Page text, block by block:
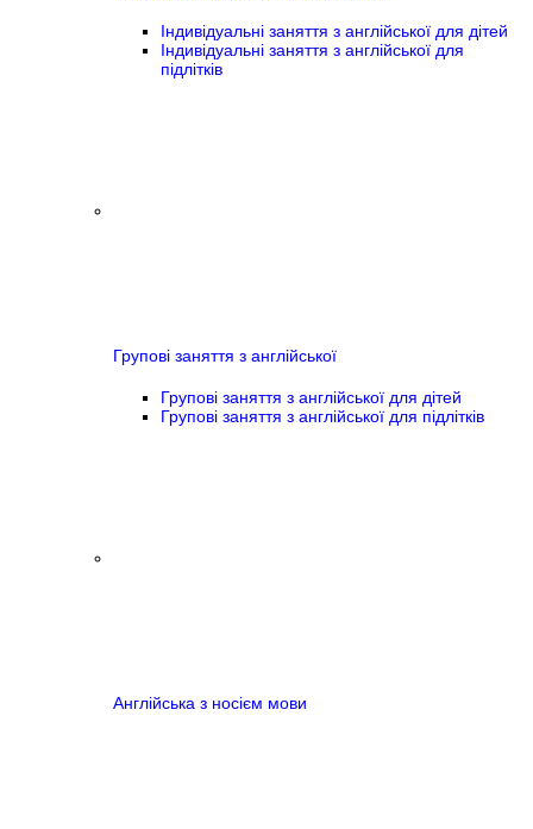
Індивідуальні заняття з англійської для дітей
Індивідуальні заняття з англійської для
підлітків
Групові заняття з англійської
Групові заняття з англійської для дітей
Групові заняття з англійської для підлітків
Англійська з носієм мови